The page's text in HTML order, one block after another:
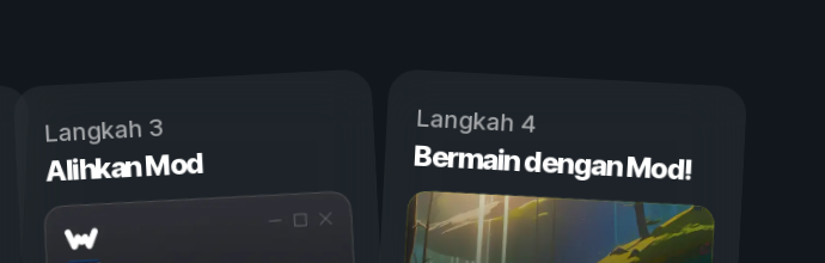
Langkah 3
Alihkan Mod
Langkah 4
Bermain dengan Mod!